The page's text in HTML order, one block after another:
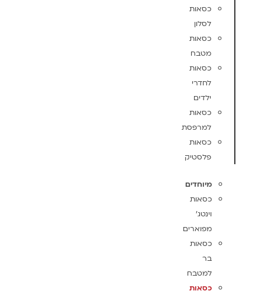
כסאות
לסלון
כסאות
מטבח
כסאות
לחדרי
ילדים
כסאות
למרפסת
כסאות
פלסטיק
מיוחדים
כסאות
וינטג'
מפוארים
כסאות
בר
למטבח
כסאות